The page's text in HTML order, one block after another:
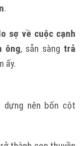
.
sợ về cuộc cạnh
ông, sẵn sàng trả
ấy.
nên bốn cột